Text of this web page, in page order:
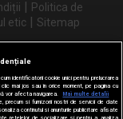
Politica de
etic Sitemap
identificatorii cookie unici pentru prelucrarea
mai jos sau în orice moment, pe pagina cu
vor afecta navigarea.
Mai multe detalii
precum si furnizorii nostri de servicii de date
continutul si anunturile publicitare afisate